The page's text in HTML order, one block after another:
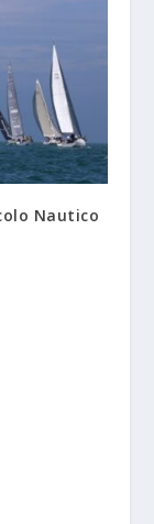
Nautico